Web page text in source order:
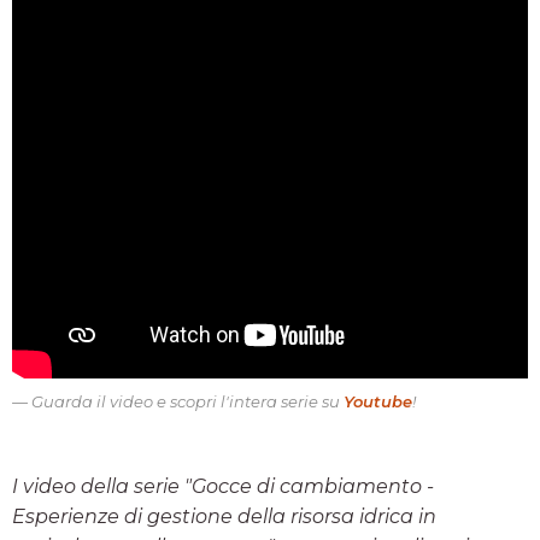
Guarda il video e scopri l'intera serie su Youtube!
I video della serie "Gocce di cambiamento -
Esperienze di gestione della risorsa idrica in